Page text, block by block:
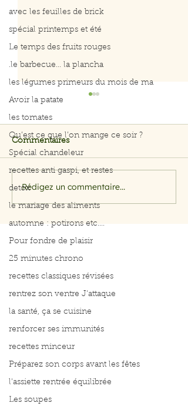
avec les feuilles de brick
spécial printemps et été
Le temps des fruits rouges
.le barbecue... la plancha
les légumes primeurs du mois de ma
Avoir la patate
les tomates
Qu’est ce que l’on mange ce soir ?
Spécial chandeleur
recettes anti gaspi, et restes
detox
le mariage des aliments
automne : potirons etc....
Pour fondre de plaisir
25 minutes chrono
recettes classiques révisées
rentrez son ventre J'attaque
la santé, ça se cuisine
renforcer ses immunités
recettes minceur
Préparez son corps avant les fêtes
l'assiette rentrée équilibrée
Les soupes
c'est le printemps
Commentaires
Rédigez un commentaire...